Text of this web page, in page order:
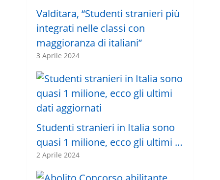
Valditara, “Studenti stranieri più
integrati nelle classi con
maggioranza di italiani”
3 Aprile 2024
Studenti stranieri in Italia sono
quasi 1 milione, ecco gli ultimi …
2 Aprile 2024